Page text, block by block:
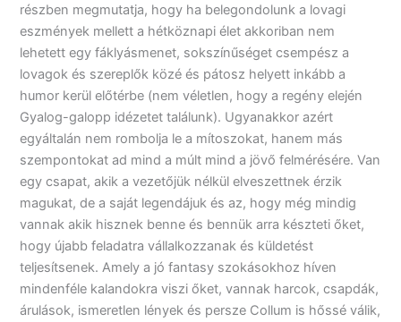
részben megmutatja, hogy ha belegondolunk a lovagi
eszmények mellett a hétköznapi élet akkoriban nem
lehetett egy fáklyásmenet, sokszínűséget csempész a
lovagok és szereplők közé és pátosz helyett inkább a
humor kerül előtérbe (nem véletlen, hogy a regény elején
Gyalog-galopp idézetet találunk). Ugyanakkor azért
egyáltalán nem rombolja le a mítoszokat, hanem más
szempontokat ad mind a múlt mind a jövő felmérésére. Van
egy csapat, akik a vezetőjük nélkül elveszettnek érzik
magukat, de a saját legendájuk és az, hogy még mindig
vannak akik hisznek benne és bennük arra készteti őket,
hogy újabb feladatra vállalkozzanak és küldetést
teljesítsenek. Amely a jó fantasy szokásokhoz híven
mindenféle kalandokra viszi őket, vannak harcok, csapdák,
árulások, ismeretlen lények és persze Collum is hőssé válik,